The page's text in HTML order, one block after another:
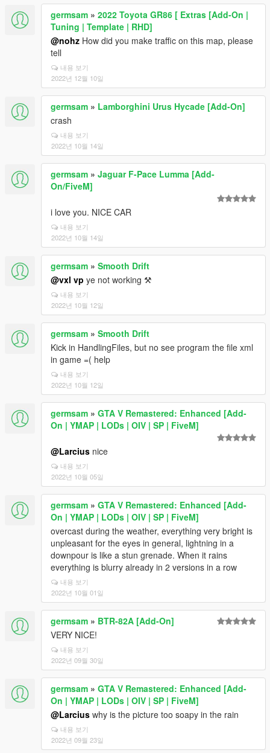
germsam » 2022 Toyota GR86 [ Extras [Add-On |
Tuning | Template | RHD]
@nohz How did you make traffic on this map, please
tell
내용 보기
2022년 12월 10일
germsam » Lamborghini Urus Hycade [Add-On]
crash
내용 보기
2022년 10월 14일
germsam » Jaguar F-Pace Lumma [Add-
On/FiveM]
i love you. NICE CAR
내용 보기
2022년 10월 14일
germsam » Smooth Drift
@vxl vp ye not working ⚒
내용 보기
2022년 10월 12일
germsam » Smooth Drift
Kick in HandlingFiles, but no see program the file xml
in game =( help
내용 보기
2022년 10월 12일
germsam » GTA V Remastered: Enhanced [Add-
On | YMAP | LODs | OIV | SP | FiveM]
@Larcius nice
내용 보기
2022년 10월 05일
germsam » GTA V Remastered: Enhanced [Add-
On | YMAP | LODs | OIV | SP | FiveM]
overcast during the weather, everything very bright is
unpleasant for the eyes in general, lightning in a
downpour is like a stun grenade. When it rains
everything is blurry already in 2 versions in a row
내용 보기
2022년 10월 01일
germsam » BTR-82A [Add-On]
VERY NICE!
내용 보기
2022년 09월 30일
germsam » GTA V Remastered: Enhanced [Add-
On | YMAP | LODs | OIV | SP | FiveM]
@Larcius why is the picture too soapy in the rain
내용 보기
2022년 09월 23일